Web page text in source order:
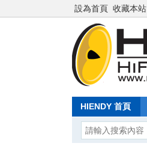
設為首頁 收藏本站
HIENDY 首頁